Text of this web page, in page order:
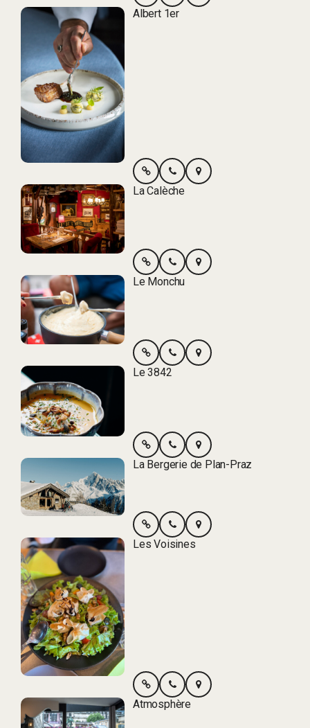
Albert 1er
La Calèche
Le Monchu
Le 3842
La Bergerie de Plan-Praz
Les Voisines
Atmosphère